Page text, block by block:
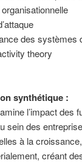
des systèmes
theory
synthétique :
l’impact
sein des
à la
créant